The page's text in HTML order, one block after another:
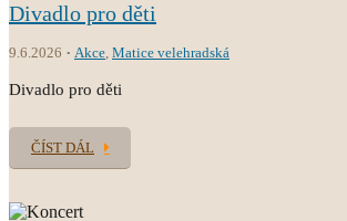
Divadlo pro děti
9.6.2026 Akce, Matice velehradská
Divadlo pro děti
ČÍST DÁL